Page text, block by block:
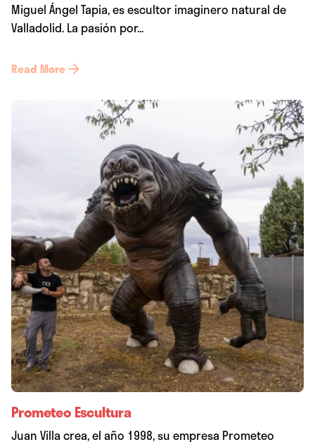
Miguel Ángel Tapia, es escultor imaginero natural de
Valladolid. La pasión por...
Read More
Prometeo Escultura
Juan Villa crea, el año 1998, su empresa Prometeo